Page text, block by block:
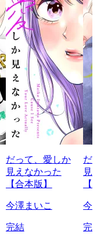
だって、愛しか
見えなかった
【合本版】
今澤まいこ
完結
だ
見
今
完